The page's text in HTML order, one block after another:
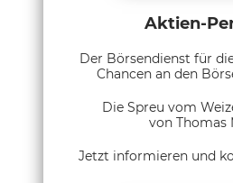
Aktien-
Der Börsendienst für
Chancen an den
Die Spreu vom
von Thomas
Jetzt informieren und